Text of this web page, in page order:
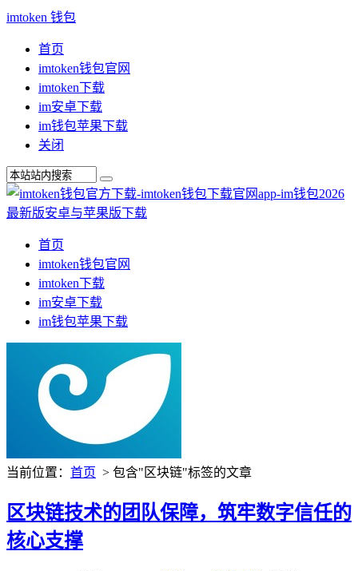
imtoken 钱包
首页
imtoken钱包官网
imtoken下载
im安卓下载
im钱包苹果下载
关闭
首页
imtoken钱包官网
imtoken下载
im安卓下载
im钱包苹果下载
当前位置： 首页 > 包含"区块链"标签的文章
区块链技术的团队保障，筑牢数字信任的
核心支撑